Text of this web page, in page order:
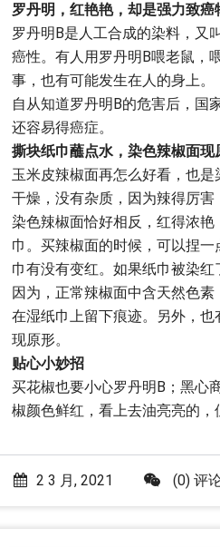
罗丹明，红艳艳，却是强力致癌
罗丹明B是人工合成的染料，又
癌性。有人用罗丹明B喂老鼠，
事，也有可能发生在人的身上。
自从知道罗丹明B的危害后，国
还容易得癌症。
撕块纸巾蘸点水，染色辣椒面现
玉米皮辣椒面再怎么好看，也
干燥，没有杂质，因为辣得厉害
染色辣椒面恰好相反，红得浓
巾。买辣椒面的时候，可以捏
巾有没有变红。如果纸巾被染红
因为，正常辣椒面中含天然色
在湿纸巾上留下痕迹。另外，
现原形。
贴心小妙招
买花椒也要小心罗丹明B；黑心
椒颜色鲜红，看上去油亮亮的，
2 3 月, 2021 (0) 评